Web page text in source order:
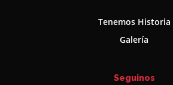
Tenemos Historia
Galería
Seguinos